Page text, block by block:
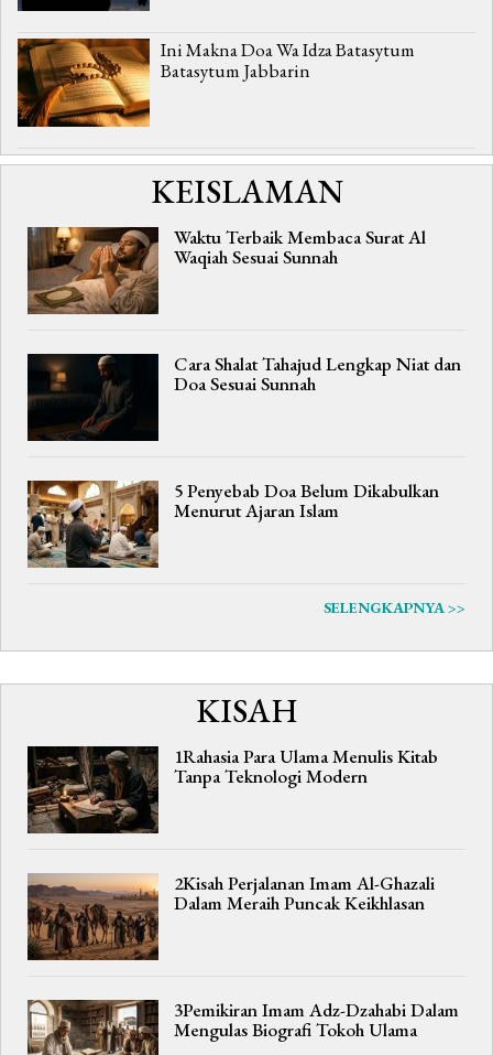
Ini Makna Doa Wa Idza Batasytum
Batasytum Jabbarin
KEISLAMAN
Waktu Terbaik Membaca Surat Al
Waqiah Sesuai Sunnah
Cara Shalat Tahajud Lengkap Niat dan
Doa Sesuai Sunnah
5 Penyebab Doa Belum Dikabulkan
Menurut Ajaran Islam
SELENGKAPNYA >>
KISAH
1Rahasia Para Ulama Menulis Kitab
Tanpa Teknologi Modern
2Kisah Perjalanan Imam Al-Ghazali
Dalam Meraih Puncak Keikhlasan
3Pemikiran Imam Adz-Dzahabi Dalam
Mengulas Biografi Tokoh Ulama